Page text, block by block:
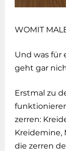
WOMIT
Und was für
geht gar
Erstmal zu
zerren:
Kreidemine,
die zerren